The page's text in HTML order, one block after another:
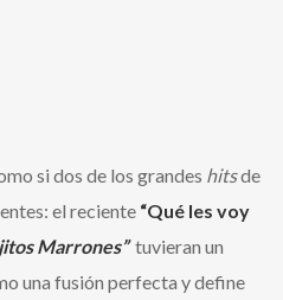
si dos de los grandes hitsde
el reciente “Qué les voy
Marrones”tuvieran un
una fusión perfecta y define